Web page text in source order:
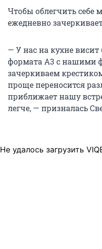
Чтобы облегчить себе
ежедневно
— У нас на кухне
формата А3 с нашими
зачеркиваем
проще переносится
приближает нашу
легче, — призналась
Не удалось загрузить